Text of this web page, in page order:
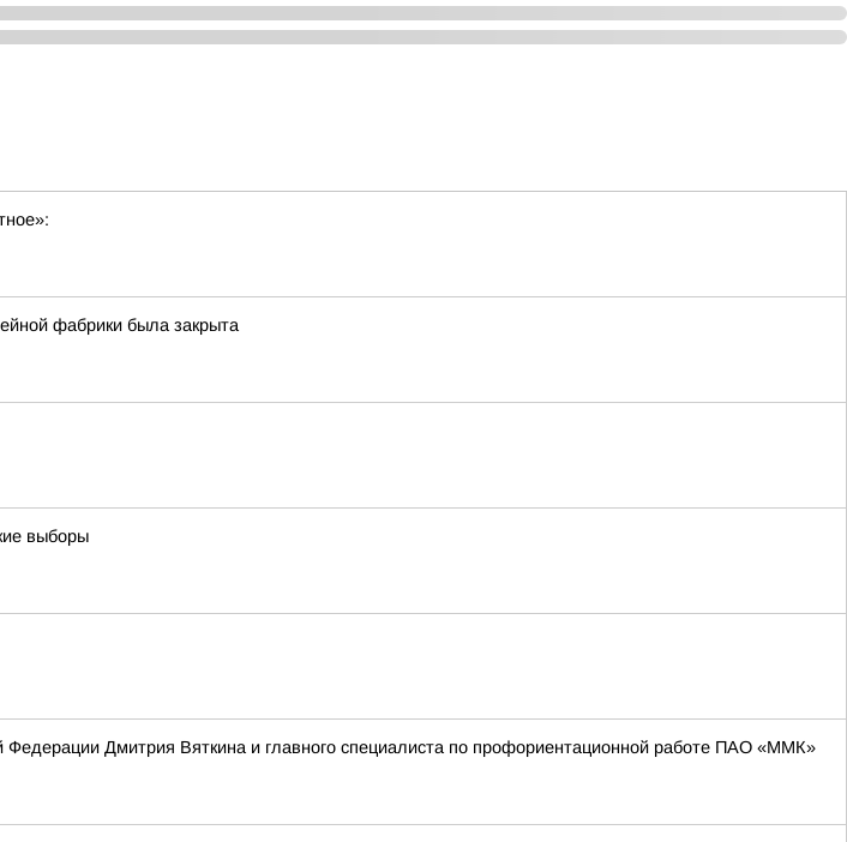
фабрики была закрыта
выборы
Федерации Дмитрия Вяткина и главного специалиста по профориентационной работе ПАО «ММК»